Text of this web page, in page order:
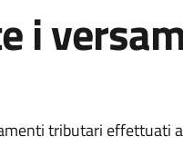
i
tributari effettuati